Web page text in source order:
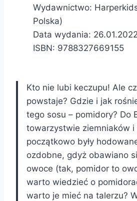
Wydawnictwo:
Polska)
Data wydania: 26.01.2022
ISBN: 9788327669155
Kto nie lubi keczupu! Ale
powstaje? Gdzie i jak
tego sosu – pomidory? Do
towarzystwie ziemniaków i
początkowo były
ozdobne, gdyż obawiano
owoce (tak, pomidor to
warto wiedzieć o
warto je mieć na talerzu?